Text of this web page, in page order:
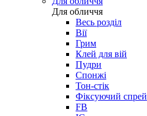
Для обличчя
Весь розділ
Вії
Грим
Клей для вій
Пудри
Спонжі
Тон-стік
Фіксуючий спрей
FB